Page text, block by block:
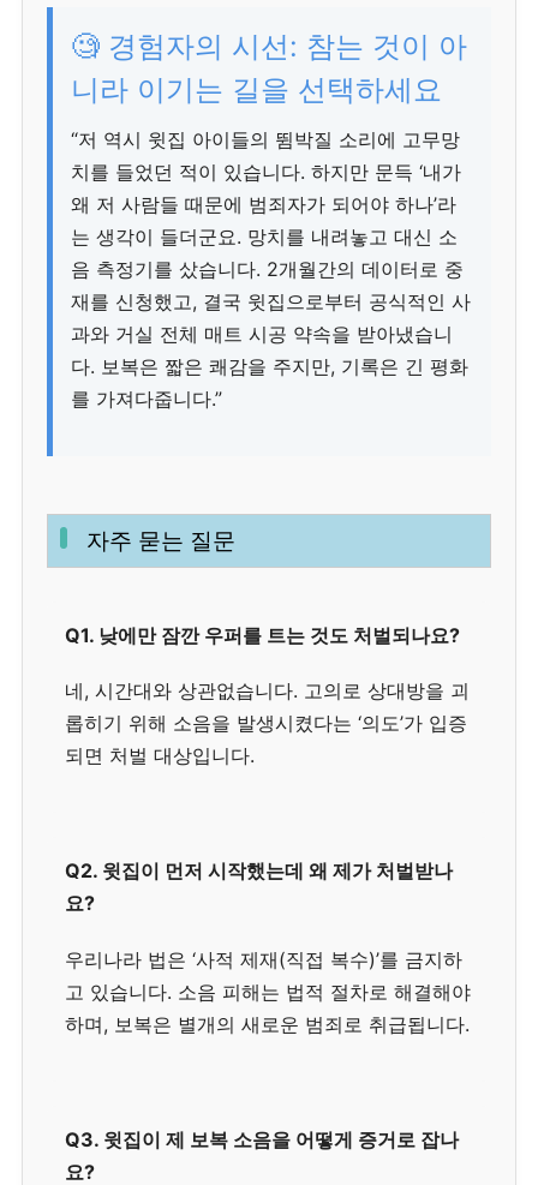
🧐 경험자의 시선: 참는 것이 아
니라 이기는 길을 선택하세요
“저 역시 윗집 아이들의 뜀박질 소리에 고무망
치를 들었던 적이 있습니다. 하지만 문득 ‘내가
왜 저 사람들 때문에 범죄자가 되어야 하나’라
는 생각이 들더군요. 망치를 내려놓고 대신 소
음 측정기를 샀습니다. 2개월간의 데이터로 중
재를 신청했고, 결국 윗집으로부터 공식적인 사
과와 거실 전체 매트 시공 약속을 받아냈습니
다. 보복은 짧은 쾌감을 주지만, 기록은 긴 평화
를 가져다줍니다.”
자주 묻는 질문
Q1. 낮에만 잠깐 우퍼를 트는 것도 처벌되나요?
네, 시간대와 상관없습니다. 고의로 상대방을 괴
롭히기 위해 소음을 발생시켰다는 ‘의도’가 입증
되면 처벌 대상입니다.
Q2. 윗집이 먼저 시작했는데 왜 제가 처벌받나
요?
우리나라 법은 ‘사적 제재(직접 복수)’를 금지하
고 있습니다. 소음 피해는 법적 절차로 해결해야
하며, 보복은 별개의 새로운 범죄로 취급됩니다.
Q3. 윗집이 제 보복 소음을 어떻게 증거로 잡나
요?